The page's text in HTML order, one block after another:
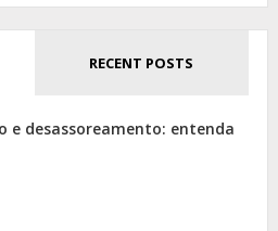
RECENT POSTS
e desassoreamento: entenda